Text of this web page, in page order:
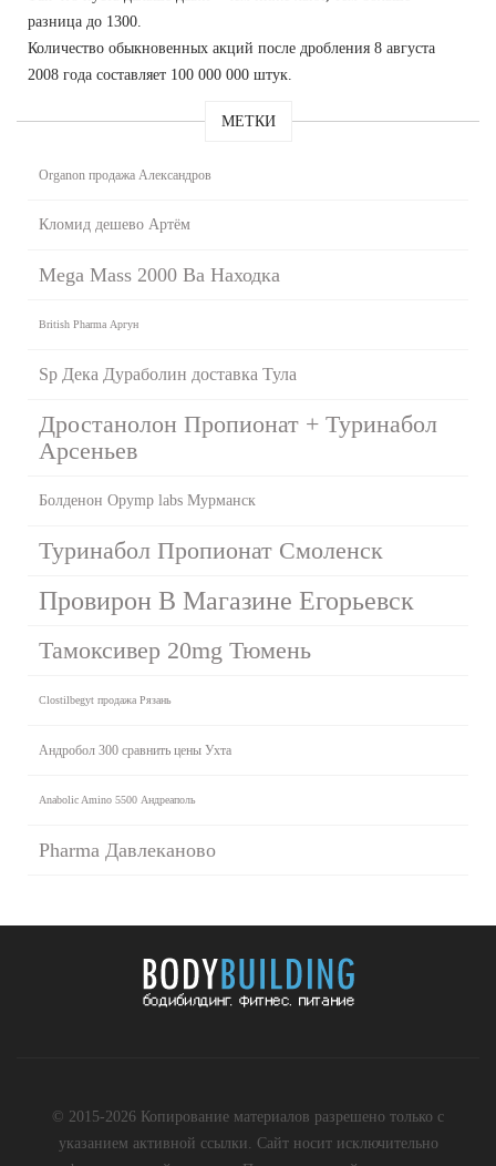
разница до 1300.
Количество обыкновенных акций после дробления 8 августа
2008 года составляет 100 000 000 штук.
МЕТКИ
Organon продажа Александров
Кломид дешево Артём
Mega Mass 2000 Ba Находка
British Pharma Аргун
Sp Дека Дураболин доставка Тула
Дростанолон Пропионат + Туринабол
Арсеньев
Болденон Opymp labs Мурманск
Туринабол Пропионат Смоленск
Провирон В Магазине Егорьевск
Тамоксивер 20mg Тюмень
Clostilbegyt продажа Рязань
Андробол 300 сравнить цены Ухта
Anabolic Amino 5500 Андреаполь
Pharma Давлеканово
© 2015-2026 Копирование материалов разрешено только с
указанием активной ссылки. Сайт носит исключительно